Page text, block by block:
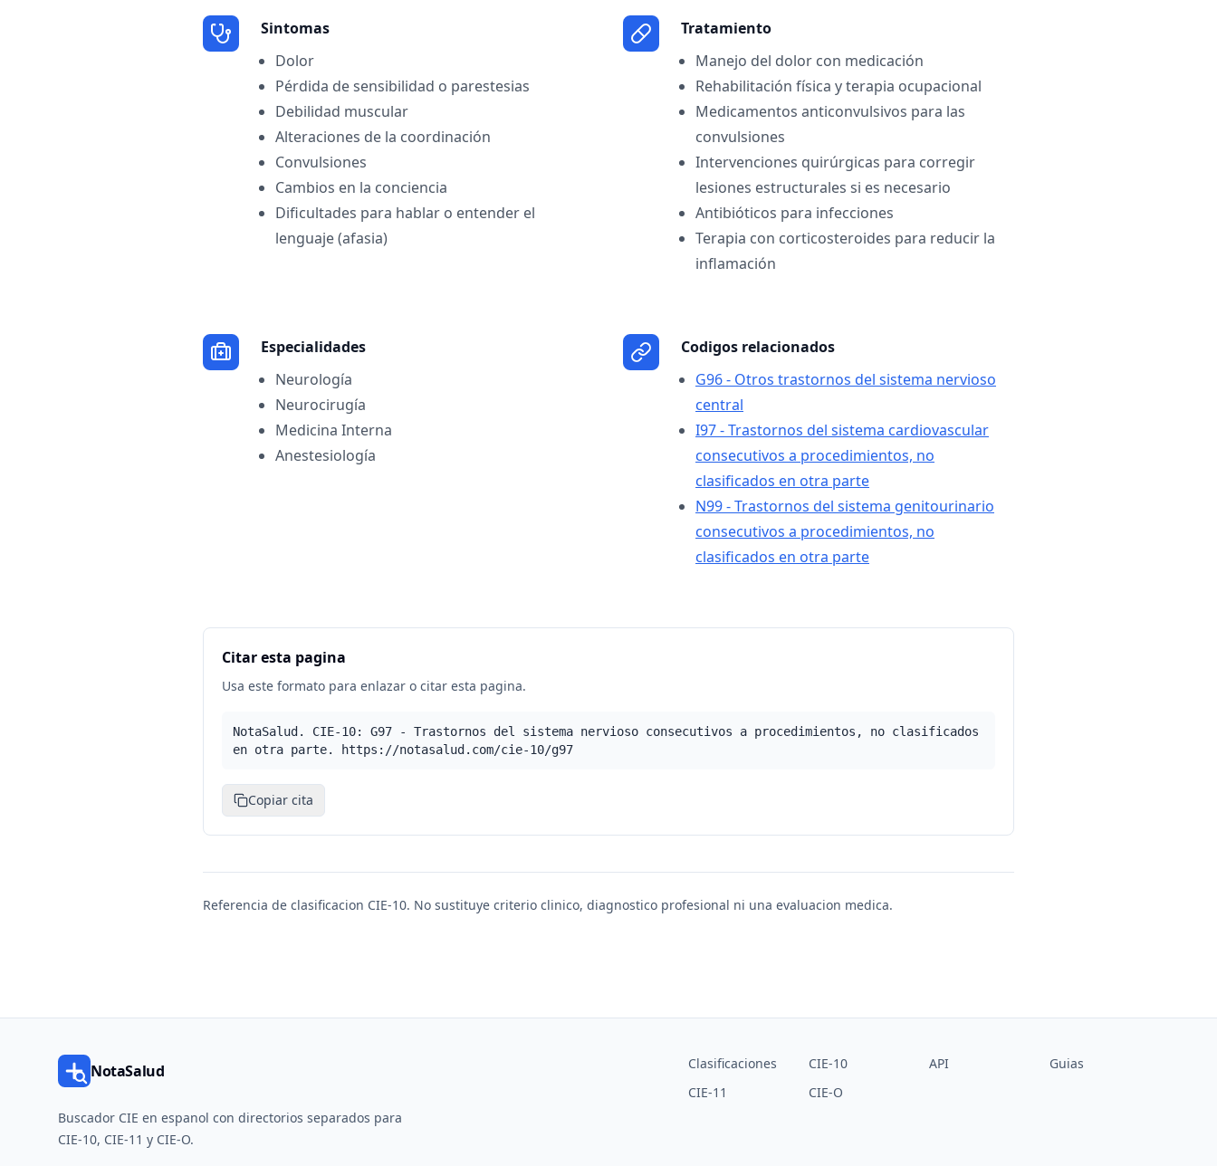
Sintomas
Dolor
Pérdida de sensibilidad o parestesias
Debilidad muscular
Alteraciones de la coordinación
Convulsiones
Cambios en la conciencia
Dificultades para hablar o entender el
lenguaje (afasia)
Tratamiento
Manejo del dolor con medicación
Rehabilitación física y terapia ocupacional
Medicamentos anticonvulsivos para las
convulsiones
Intervenciones quirúrgicas para corregir
lesiones estructurales si es necesario
Antibióticos para infecciones
Terapia con corticosteroides para reducir la
inflamación
Especialidades
Neurología
Neurocirugía
Medicina Interna
Anestesiología
Codigos relacionados
G96 - Otros trastornos del sistema nervioso
central
I97 - Trastornos del sistema cardiovascular
consecutivos a procedimientos, no
clasificados en otra parte
N99 - Trastornos del sistema genitourinario
consecutivos a procedimientos, no
clasificados en otra parte
Citar esta pagina
Usa este formato para enlazar o citar esta pagina.
NotaSalud. CIE-10: G97 - Trastornos del sistema nervioso consecutivos a procedimientos, no clasificados
en otra parte. https://notasalud.com/cie-10/g97
Copiar cita
Referencia de clasificacion CIE-10. No sustituye criterio clinico, diagnostico profesional ni una evaluacion medica.
NotaSalud
Buscador CIE en espanol con directorios separados para
CIE-10, CIE-11 y CIE-O.
Clasificaciones CIE-10 API
Guias
CIE-11
CIE-O